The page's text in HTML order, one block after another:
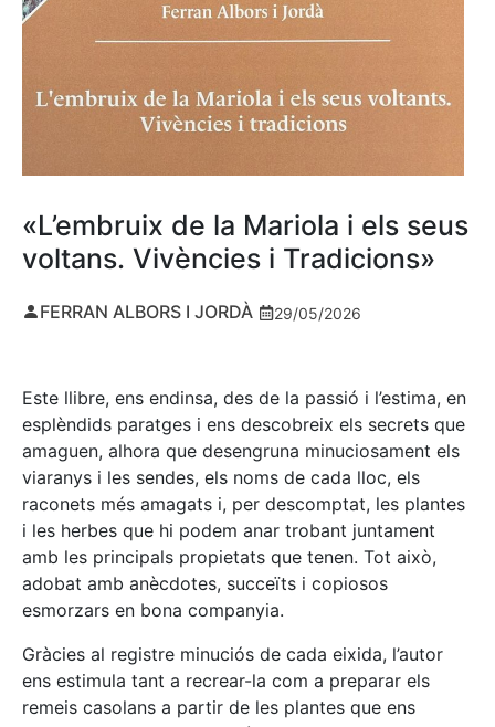
«L’embruix de la Mariola i els seus
voltans. Vivències i Tradicions»
FERRAN ALBORS I JORDÀ 29/05/2026
Este llibre, ens endinsa, des de la passió i l’estima, en
esplèndids paratges i ens descobreix els secrets que
amaguen, alhora que desengruna minuciosament els
viaranys i les sendes, els noms de cada lloc, els
raconets més amagats i, per descomptat, les plantes
i les herbes que hi podem anar trobant juntament
amb les principals propietats que tenen. Tot això,
adobat amb anècdotes, succeïts i copiosos
esmorzars en bona companyia.
Gràcies al registre minuciós de cada eixida, l’autor
ens estimula tant a recrear-la com a preparar els
remeis casolans a partir de les plantes que ens